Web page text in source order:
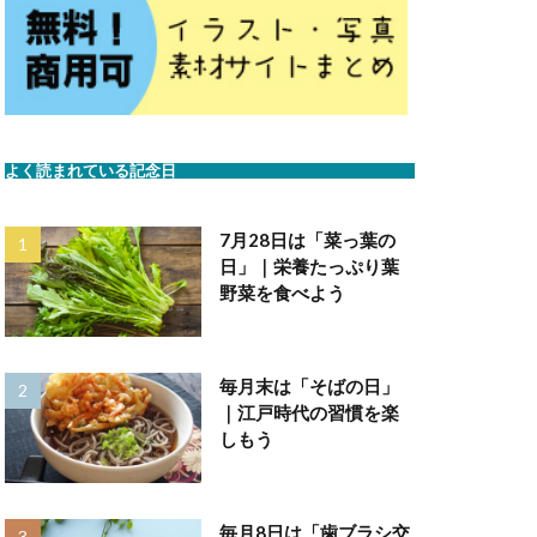
よく読まれている記念日
7月28日は「菜っ葉の
日」｜栄養たっぷり葉
野菜を食べよう
毎月末は「そばの日」
｜江戸時代の習慣を楽
しもう
毎月8日は「歯ブラシ交